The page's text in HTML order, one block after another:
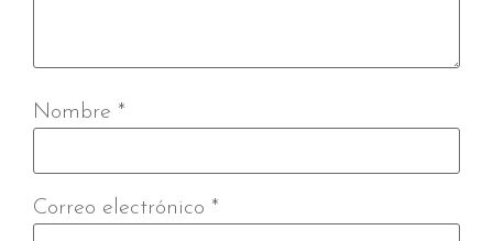
Nombre *
Correo electrónico *